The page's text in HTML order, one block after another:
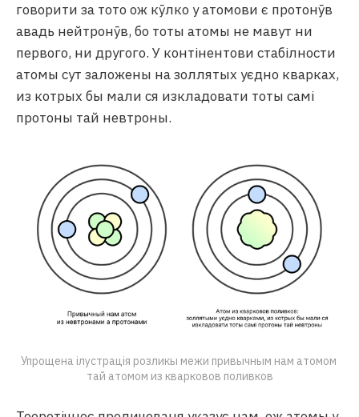
говорити за тото ож кӯлко у атомови є протонӯв
авадь нейтронӯв, бо тоты атомы не мавут ни
первого, ни другого. У контінентови стабілности
атомы сут заложены на золлятых уєдно кварках,
из котрых бы мали ся изкладовати тоты самі
протоны тай невтроны.
Упрощена ілустрація розликы межи привычным нам атомом
тай атомом из кварковов поливков